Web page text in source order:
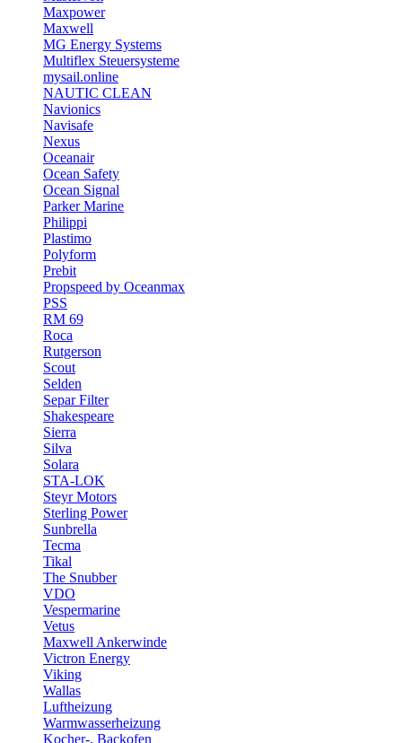
Maxpower
Maxwell
MG Energy Systems
Multiflex Steuersysteme
mysail.online
NAUTIC CLEAN
Navionics
Navisafe
Nexus
Oceanair
Ocean Safety
Ocean Signal
Parker Marine
Philippi
Plastimo
Polyform
Prebit
Propspeed by Oceanmax
PSS
RM 69
Roca
Rutgerson
Scout
Selden
Separ Filter
Shakespeare
Sierra
Silva
Solara
STA-LOK
Steyr Motors
Sterling Power
Sunbrella
Tecma
Tikal
The Snubber
VDO
Vespermarine
Vetus
Maxwell Ankerwinde
Victron Energy
Viking
Wallas
Luftheizung
Warmwasserheizung
Kocher-, Backofen